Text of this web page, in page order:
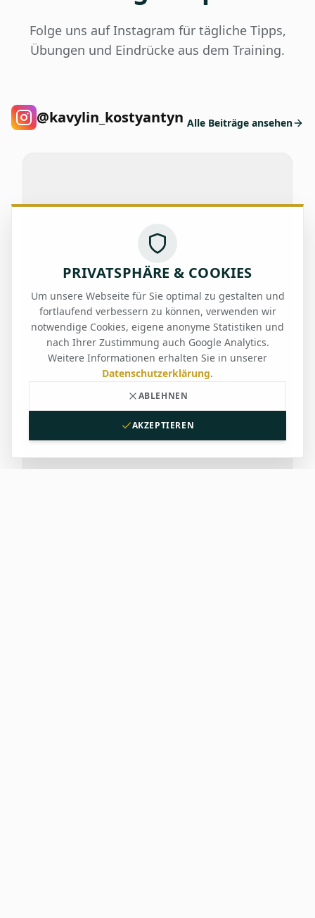
Folge uns auf Instagram für tägliche Tipps,
Übungen und Eindrücke aus dem Training.
@kavylin_kostyantyn Alle Beiträge ansehen
PRIVATSPHÄRE & COOKIES
Um unsere Webseite für Sie optimal zu gestalten und
fortlaufend verbessern zu können, verwenden wir
notwendige Cookies, eigene anonyme Statistiken und
nach Ihrer Zustimmung auch Google Analytics.
Weitere Informationen erhalten Sie in unserer
Datenschutzerklärung.
ABLEHNEN
AKZEPTIEREN